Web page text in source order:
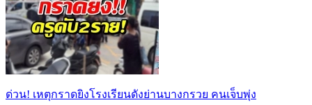
ด่วน! เหตุกราดยิงโรงเรียนดังย่านบางกรวย คนเจ็บพุ่ง